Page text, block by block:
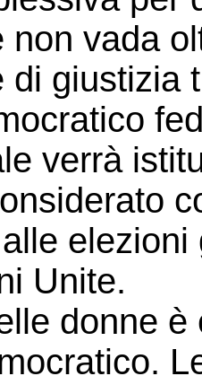
non vada
di giustizia
verrà
Unite.
donne